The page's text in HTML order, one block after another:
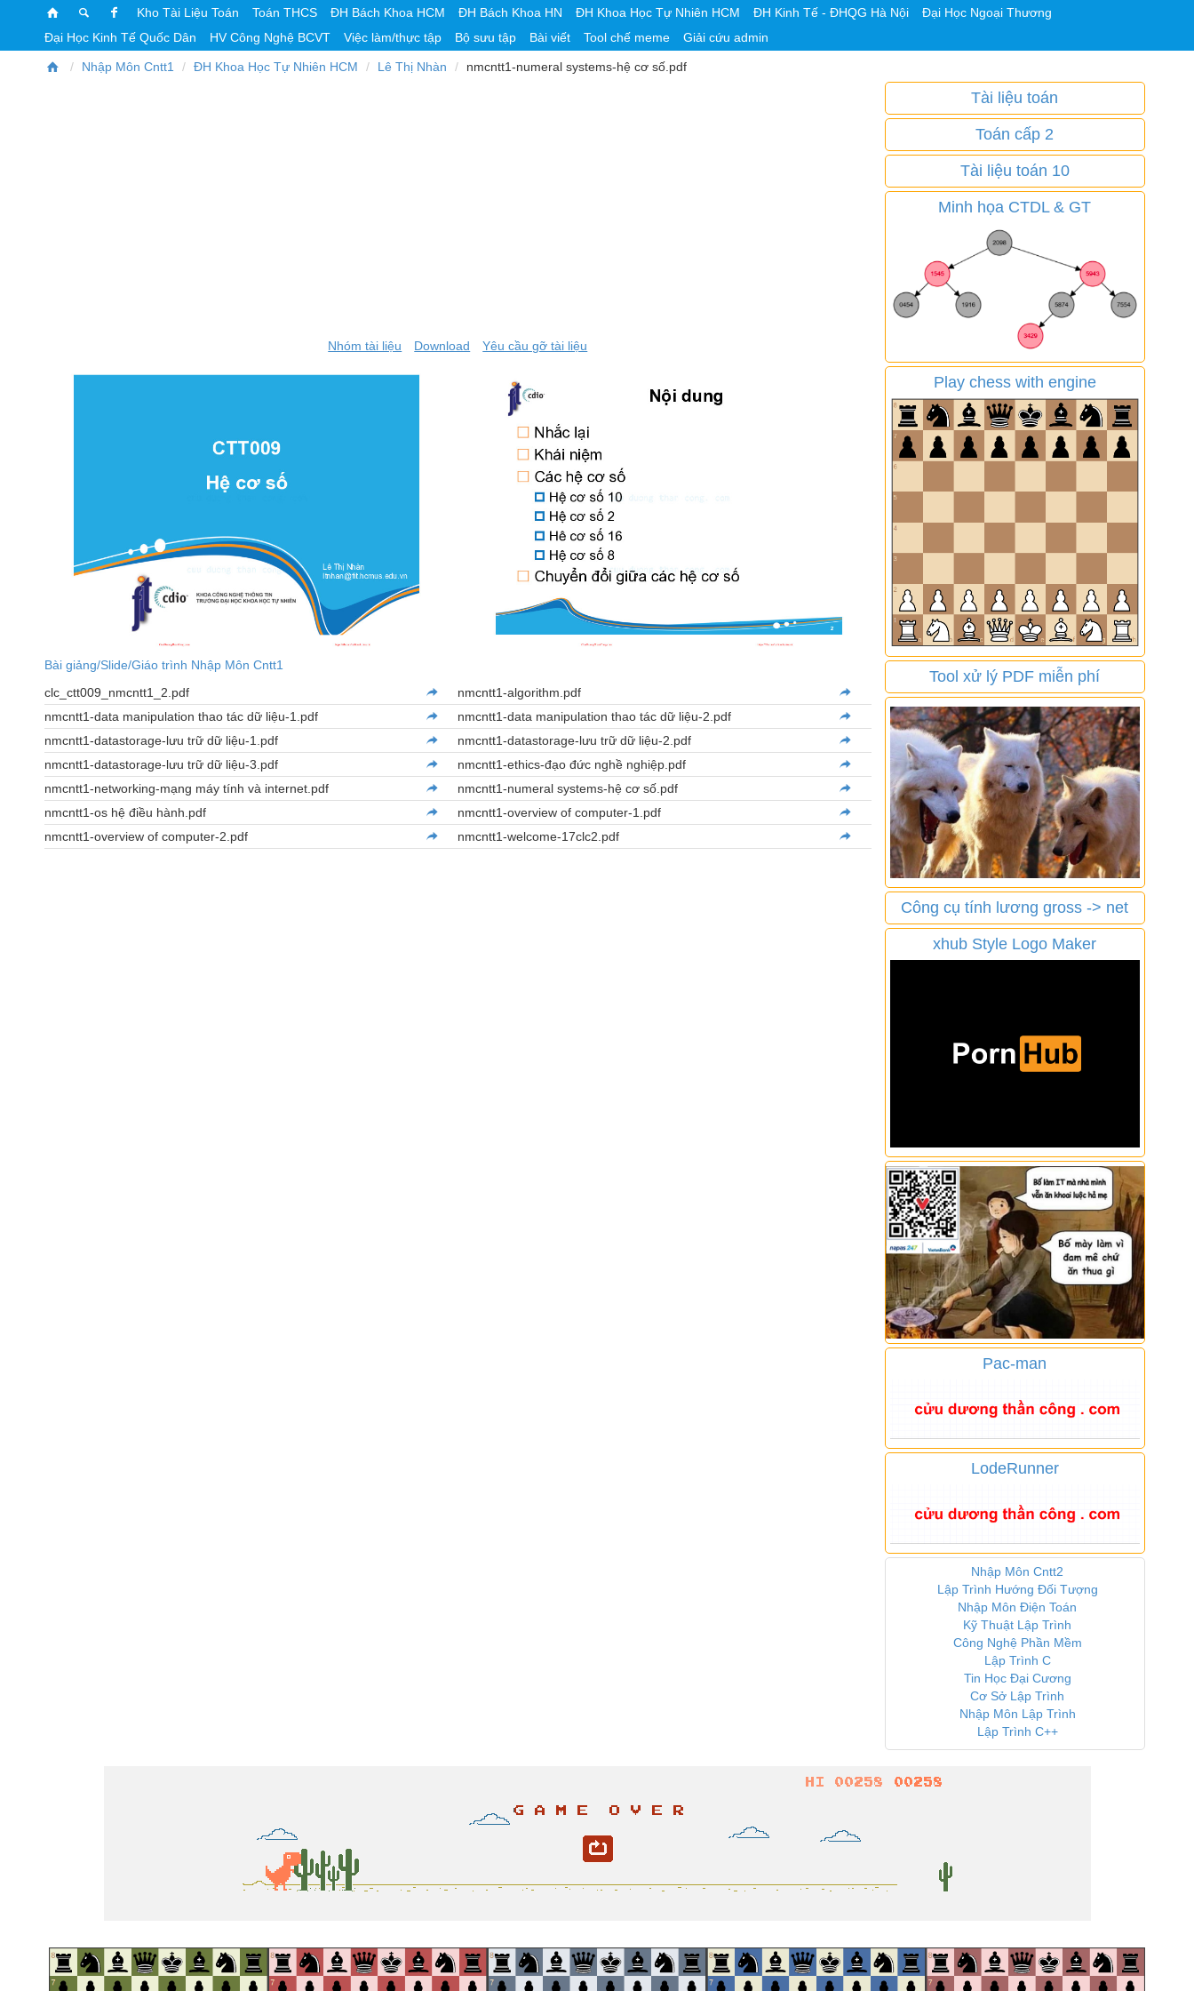
Kho Tài Liệu Toán Toán THCS ĐH Bách Khoa HCM ĐH Bách Khoa HN ĐH Khoa Học Tự Nhiên HCM ĐH Kinh Tế - ĐHQG Hà Nội
Đại Học Ngoại Thương
Đại Học Kinh Tế Quốc Dân
HV Công Nghệ BCVT Việc làm/thực tập Bộ sưu tập Bài viết Tool chế meme Giải cứu admin
Nhập Môn Cntt1 ĐH Khoa Học Tự Nhiên HCM Lê Thị Nhàn nmcntt1-numeral systems-hệ cơ số.pdf
Nhóm tài liệu Download Yêu cầu gỡ tài liệu
Bài giảng/Slide/Giáo trình Nhập Môn Cntt1
clc_ctt009_nmcntt1_2.pdf
nmcntt1-algorithm.pdf
nmcntt1-data manipulation thao tác dữ liệu-1.pdf
nmcntt1-data manipulation thao tác dữ liệu-2.pdf
nmcntt1-datastorage-lưu trữ dữ liệu-1.pdf
nmcntt1-datastorage-lưu trữ dữ liệu-2.pdf
nmcntt1-datastorage-lưu trữ dữ liệu-3.pdf
nmcntt1-ethics-đạo đức nghề nghiệp.pdf
nmcntt1-networking-mạng máy tính và internet.pdf
nmcntt1-numeral systems-hệ cơ số.pdf
nmcntt1-os hệ điều hành.pdf
nmcntt1-overview of computer-1.pdf
nmcntt1-overview of computer-2.pdf
nmcntt1-welcome-17clc2.pdf
Tài liệu toán
Toán cấp 2
Tài liệu toán 10
Minh họa CTDL & GT
Play chess with engine
Tool xử lý PDF miễn phí
Công cụ tính lương gross -> net
xhub Style Logo Maker
Pac-man
LodeRunner
Nhập Môn Cntt2
Lập Trình Hướng Đối Tượng
Nhập Môn Điện Toán
Kỹ Thuật Lập Trình
Công Nghệ Phần Mềm
Lập Trình C
Tin Học Đại Cương
Cơ Sở Lập Trình
Nhập Môn Lập Trình
Lập Trình C++